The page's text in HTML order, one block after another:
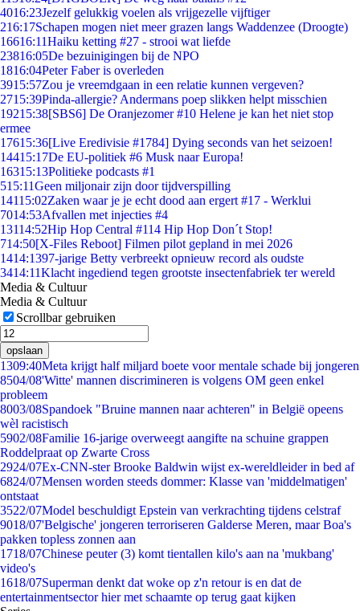
4016:23Jezelf gelukkig voelen als vrijgezelle vijftiger
216:17Schapen mogen niet meer grazen langs Waddenzee (Droogte)
16616:11Haiku ketting #27 - strooi wat liefde
23816:05De bezuinigingen bij de NPO
1816:04Peter Faber is overleden
3915:57Zou je vreemdgaan in een relatie kunnen vergeven?
2715:39Pinda-allergie? Andermans poep slikken helpt misschien
19215:38[SBS6] De Oranjezomer #10 Helene je kan het niet stop
ermee
17615:36[Live Eredivisie #1784] Dying seconds van het seizoen!
14415:17De EU-politiek #6 Musk naar Europa!
16315:13Politieke podcasts #1
515:11Geen miljonair zijn door tijdverspilling
14115:02Zaken waar je je echt dood aan ergert #17 - Werklui
7014:53Afvallen met injecties #4
13114:52Hip Hop Central #114 Hip Hop Don´t Stop!
714:50[X-Files Reboot] Filmen pilot gepland in mei 2026
1414:1397-jarige Betty verbreekt opnieuw record als oudste
3414:11Klacht ingediend tegen grootste insectenfabriek ter wereld
Media & Cultuur
Media & Cultuur
Scrollbar gebruiken
opslaan
1309:40Meta krijgt half miljard boete voor mentale schade bij jongeren
8504/08'Witte' mannen discrimineren is volgens OM geen enkel
probleem
8003/08Spandoek "Bruine mannen naar achteren" in België opeens
wèl racistisch
5902/08Familie 16-jarige overweegt aangifte na schuine grappen
Roddelpraat op Zwarte Cross
2924/07Ex-CNN-ster Brooke Baldwin wijst ex-wereldleider in bed af
6824/07Mensen worden steeds dommer: Klasse van 'middelmatigen'
ontstaat
3522/07Model beschuldigt Epstein van verkrachting tijdens celstraf
9018/07'Belgische' jongeren terroriseren Galderse Meren, maar Boa's
pakken topless zonnen aan
1718/07Chinese peuter (3) komt tientallen kilo's aan na 'mukbang'
video's
1618/07Superman denkt dat woke op z'n retour is en dat de
entertainmentsector hier met schaamte op terug gaat kijken